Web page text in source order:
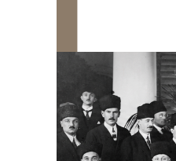
Bakanlıklar
Siyasi Partiler
Mülki İdare